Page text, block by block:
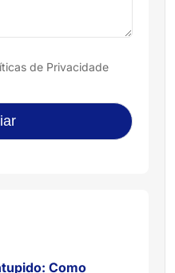
de Privacidade
Como